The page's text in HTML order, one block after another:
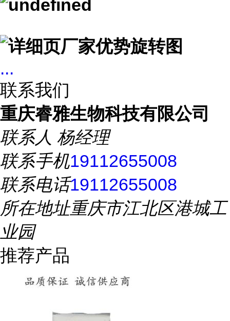
...
联系我们
重庆睿雅生物科技有限公司
联系人 杨经理
联系手机19112655008
联系电话19112655008
所在地址重庆市江北区港城工
业园
推荐产品